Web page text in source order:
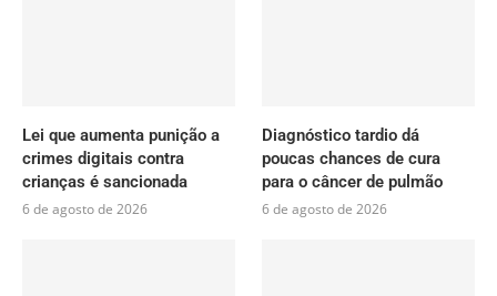
Lei que aumenta punição a
crimes digitais contra
crianças é sancionada
6 de agosto de 2026
Diagnóstico tardio dá
poucas chances de cura
para o câncer de pulmão
6 de agosto de 2026